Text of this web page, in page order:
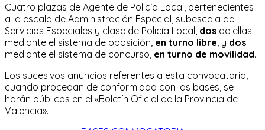
Cuatro plazas de Agente de Policía Local, pertenecientes
a la escala de Administración Especial, subescala de
Servicios Especiales y clase de Policía Local, dos de ellas
mediante el sistema de oposición, en turno libre , y dos
mediante el sistema de concurso, en turno de movilidad.
Los sucesivos anuncios referentes a esta convocatoria,
cuando procedan de conformidad con las bases, se
harán públicos en el «Boletín Oficial de la Provincia de
Valencia».